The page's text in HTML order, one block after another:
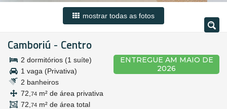
mostrar todas as fotos
Camboriú - Centro
ENTREGUE AM MAIO DE
2026
2 dormitórios (1 suíte)
1 vaga (Privativa)
2 banheiros
72, 74 m² de área privativa
72, 74 m² de área total